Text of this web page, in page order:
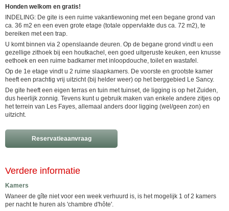
Honden welkom en gratis!
INDELING: De gite is een ruime vakantiewoning met een begane grond van
ca. 36 m2 en een even grote etage (totale oppervlakte dus ca. 72 m2), te
bereiken met een trap.
U komt binnen via 2 openslaande deuren. Op de begane grond vindt u een
gezellige zithoek bij een houtkachel, een goed uitgeruste keuken, een knusse
eethoek en een ruime badkamer met inloopdouche, toilet en wastafel.
Op de 1e etage vindt u 2 ruime slaapkamers. De voorste en grootste kamer
heeft een prachtig vrij uitzicht (bij helder weer) op het berggebied Le Sancy.
De gite heeft een eigen terras en tuin met tuinset, de ligging is op het Zuiden,
dus heerlijk zonnig. Tevens kunt u gebruik maken van enkele andere zitjes op
het terrein van Les Fayes, allemaal anders door ligging (wel/geen zon) en
uitzicht.
Reservatieaanvraag
Verdere informatie
Kamers
Waneer de gîte niet voor een week verhuurd is, is het mogelijk 1 of 2 kamers
per nacht te huren als 'chambre d'hôte'.